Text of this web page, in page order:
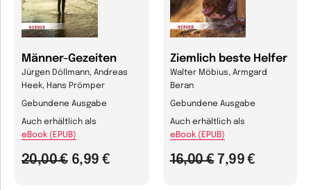
Männer-Gezeiten
Jürgen Döllmann, Andreas
Heek, Hans Prömper
Gebundene Ausgabe
20,00 € 6,99 €
Auch erhältlich als
eBook (EPUB)
Ziemlich beste Helfer
Walter Möbius, Armgard
Beran
Gebundene Ausgabe
16,00 € 7,99 €
Auch erhältlich als
eBook (EPUB)